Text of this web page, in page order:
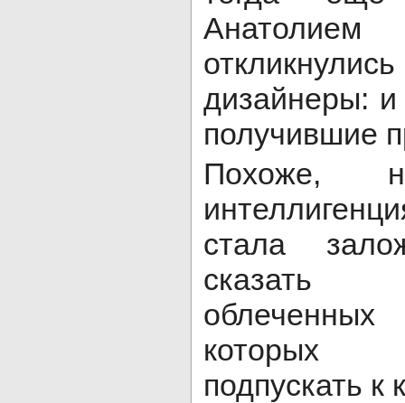
дизайнеры:
получившие
Похоже,
стала
сказать
которых
подпускать к